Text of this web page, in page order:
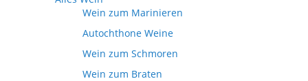
Wein zum Marinieren
Autochthone Weine
Wein zum Schmoren
Wein zum Braten